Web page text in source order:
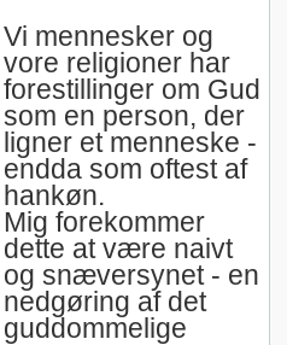
Vi mennesker og
vore religioner har
forestillinger om Gud
som en person, der
ligner et menneske -
endda som oftest af
hankøn.
Mig forekommer
dette at være naivt
og snæversynet - en
nedgøring af det
guddommelige